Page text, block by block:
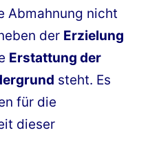
Abmahnung nicht
der Erzielung
Erstattung der
steht. Es
für die
dieser